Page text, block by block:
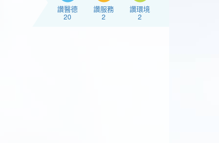
讚醫德
20
讚服務
2
讚環境
2